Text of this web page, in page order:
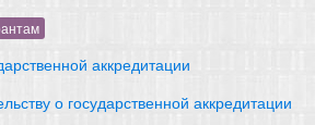
аккредитации
о государственной аккредитации